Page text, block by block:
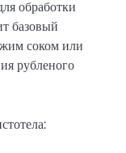
обработки
базовый
соком или
рубленого